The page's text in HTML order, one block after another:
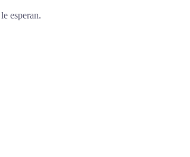
esperan.